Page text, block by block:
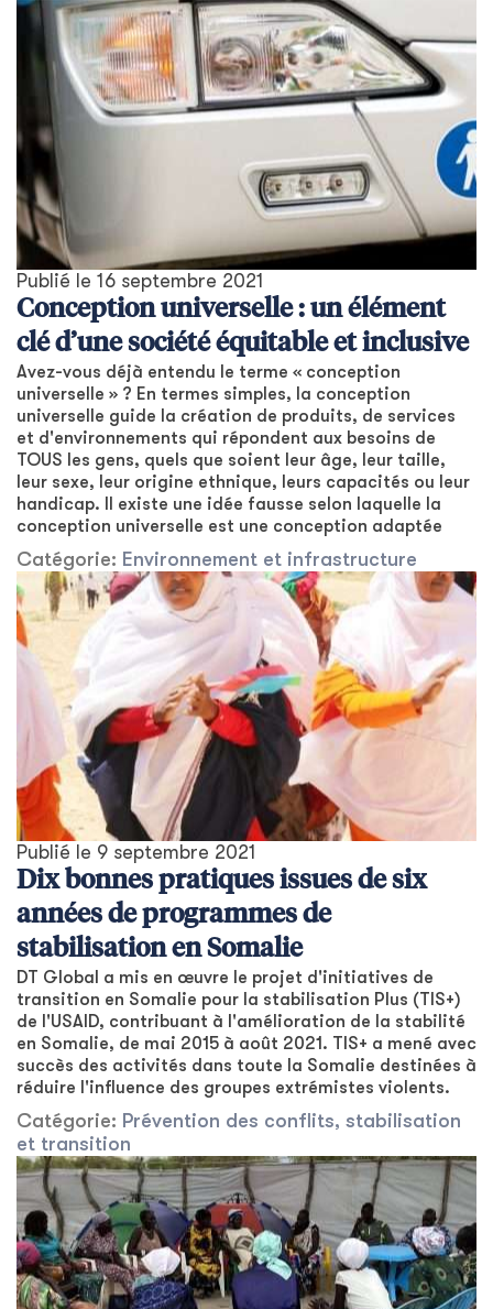
Publié le 16 septembre 2021
Conception universelle : un élément
clé d’une société équitable et inclusive
Avez-vous déjà entendu le terme « conception
universelle » ? En termes simples, la conception
universelle guide la création de produits, de services
et d'environnements qui répondent aux besoins de
TOUS les gens, quels que soient leur âge, leur taille,
leur sexe, leur origine ethnique, leurs capacités ou leur
handicap. Il existe une idée fausse selon laquelle la
conception universelle est une conception adaptée
Catégorie: Environnement et infrastructure
Publié le 9 septembre 2021
Dix bonnes pratiques issues de six
années de programmes de
stabilisation en Somalie
DT Global a mis en œuvre le projet d'initiatives de
transition en Somalie pour la stabilisation Plus (TIS+)
de l'USAID, contribuant à l'amélioration de la stabilité
en Somalie, de mai 2015 à août 2021. TIS+ a mené avec
succès des activités dans toute la Somalie destinées à
réduire l'influence des groupes extrémistes violents.
Catégorie: Prévention des conflits, stabilisation
et transition